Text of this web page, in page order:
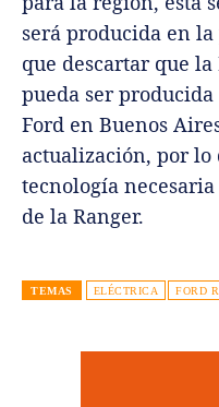
será producida en
que descartar que
pueda ser
Ford en Buenos
actualización, por
tecnología
de la Ranger.
TEMAS ELÉCTRICA FORD